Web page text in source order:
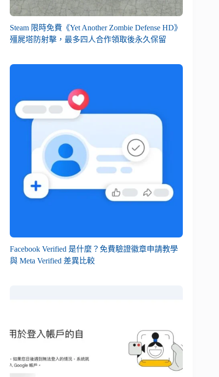
Steam 限時免費《Yet Another Zombie Defense HD》
殭屍塔防射擊，最多四人合作領取後永久保留
Facebook Verified 是什麼？免費驗證徽章申請教學
與 Meta Verified 差異比較